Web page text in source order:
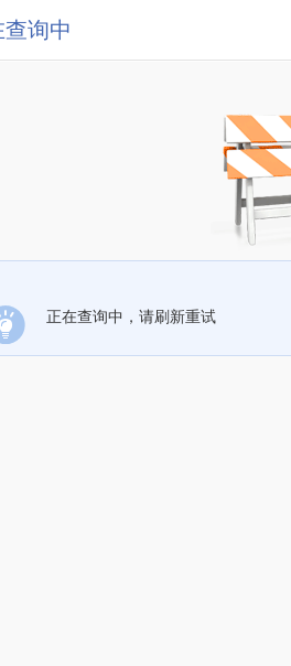
查询中
正在查询中，请刷新重试